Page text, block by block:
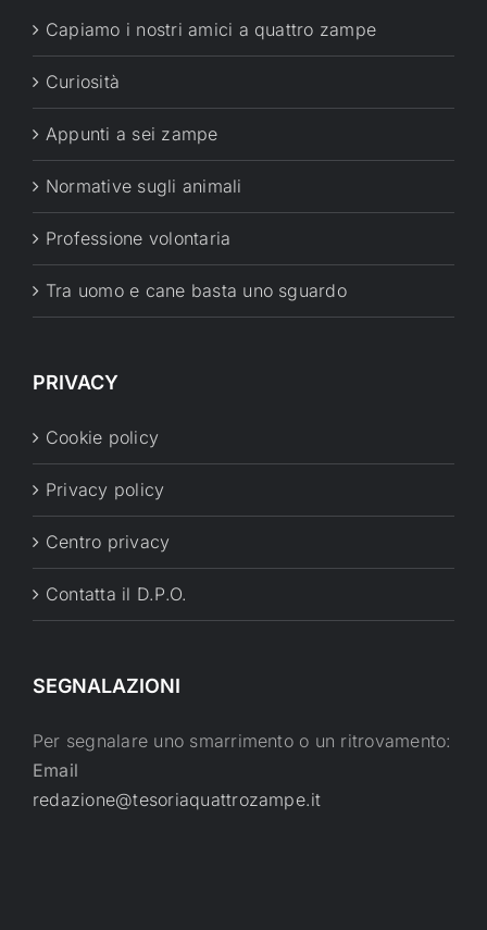
Capiamo i nostri amici a quattro zampe
Curiosità
Appunti a sei zampe
Normative sugli animali
Professione volontaria
Tra uomo e cane basta uno sguardo
PRIVACY
Cookie policy
Privacy policy
Centro privacy
Contatta il D.P.O.
SEGNALAZIONI
Per segnalare uno smarrimento o un ritrovamento:
Email
redazione@tesoriaquattrozampe.it